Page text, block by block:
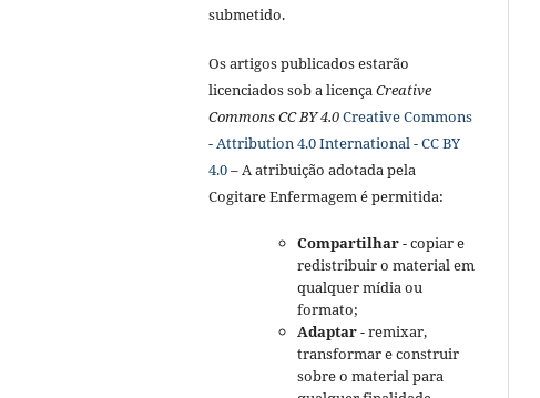
submetido.
Os artigos publicados estarão
licenciados sob a licença Creative
Commons CC BY 4.0Creative Commons
- Attribution 4.0 International - CC BY
4.0– A atribuição adotada pela
Cogitare Enfermagem é permitida:
Compartilhar- copiar e
redistribuir o material em
qualquer mídia ou
formato;
Adaptar- remixar,
transformar e construir
sobre o material para